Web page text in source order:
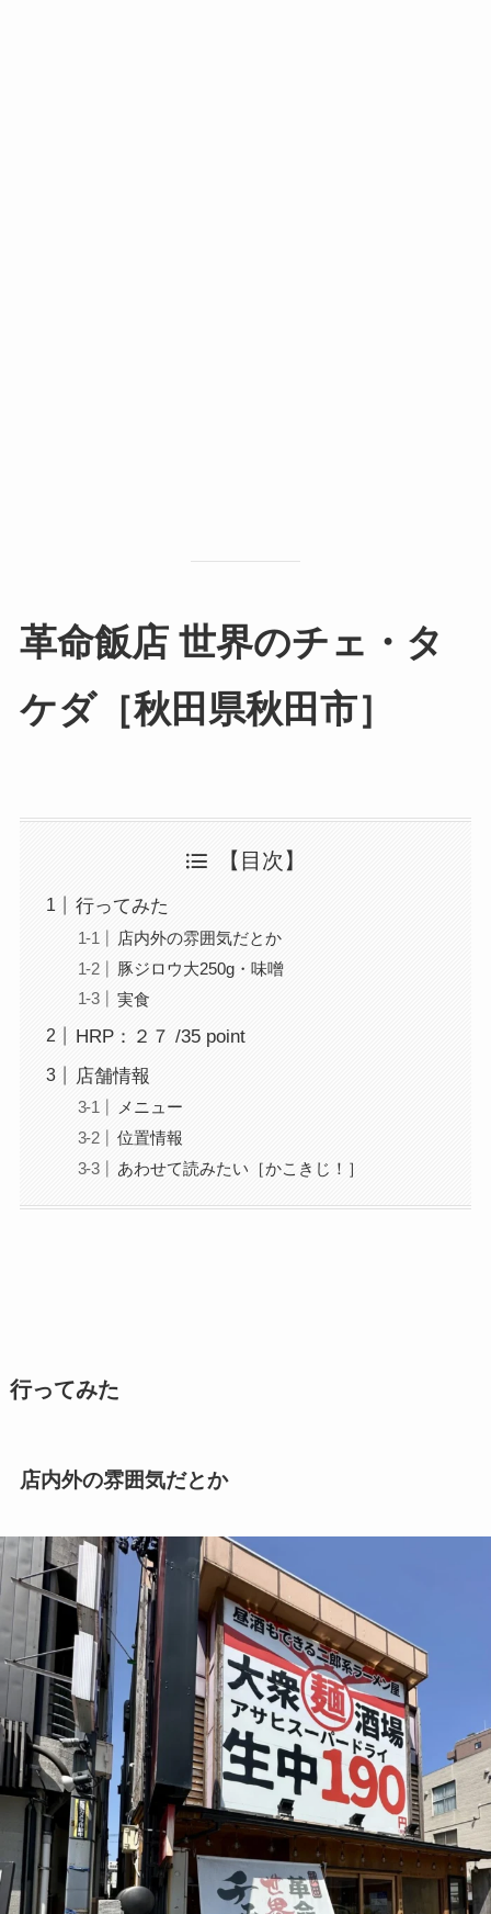
革命飯店 世界のチェ・タ
ケダ［秋田県秋田市］
【目次】
行ってみた
店内外の雰囲気だとか
豚ジロウ大250g・味噌
実食
HRP：２７ /35 point
店舗情報
メニュー
位置情報
あわせて読みたい［かこきじ！］
行ってみた
店内外の雰囲気だとか